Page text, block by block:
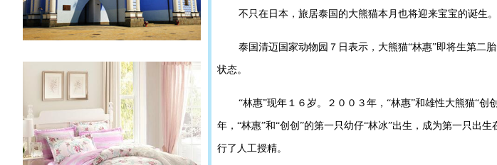
不只在日本，旅居泰国的大熊猫本月也将迎来宝宝的诞生。
泰国清迈国家动物园７日表示，大熊猫“林惠”即将生第二
状态。
“林惠”现年１６岁。２００３年，“林惠”和雄性大熊猫“
年，“林惠”和“创创”的第一只幼仔“林冰”出生，成为第一只出
行了人工授精。